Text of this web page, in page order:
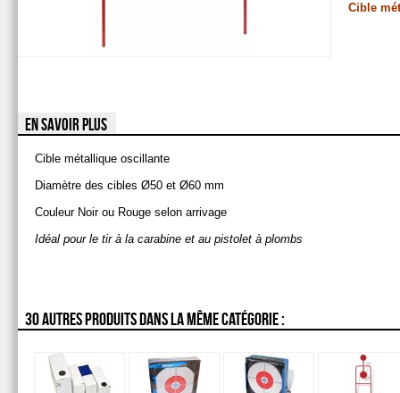
Cible
EN SAVOIR PLUS
Cible métallique oscillante
Diamètre des cibles Ø50 et Ø60 mm
Couleur Noir ou Rouge selon arrivage
Idéal pour le tir à la carabine et au pistolet à plombs
30 AUTRES PRODUITS DANS LA MÊME CATÉGORIE :